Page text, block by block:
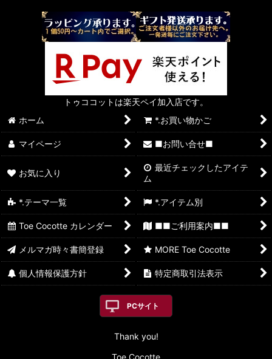
トゥココットは楽天ペイ加入店です。
ホーム
*.お買い物かご
マイページ ■お問い合せ■
お気に入り
最近チェックしたアイテ
ム
*.テーマ一覧 *.アイテム別
Toe Cocotte カレンダー ■■ご利用案内■■
メルマガ時々書簡登録 MORE Toe Cocotte
個人情報保護方針 特定商取引法表示
PCサイト
Thank you!
Toe Cocotte